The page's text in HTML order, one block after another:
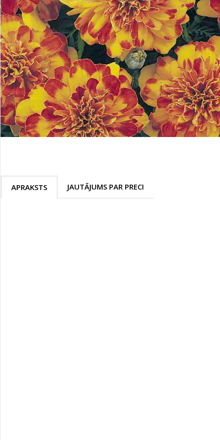
Palīglīdzekļi augu audzēšanai(72)
Klientu Diena
Novatec - izcils mēslošanai arī
sezonas otrajā pusē!
Piedāvājums ābeļdārziem
TOP piemājas dārzam 2024
APRAKSTS JAUTĀJUMS PAR PRECI